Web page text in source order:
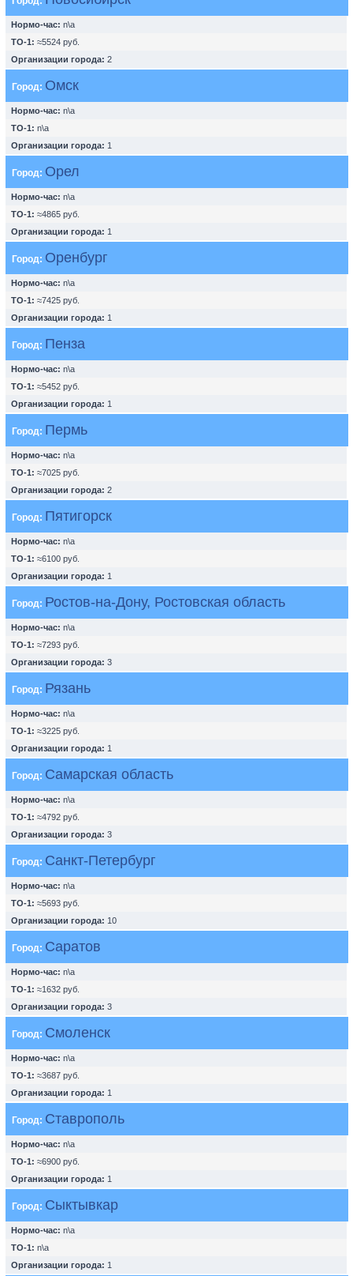
Нормо-час: n\a
ТО-1: ≈5524 руб.
Организации города: 2
Город: Омск
Нормо-час: n\a
ТО-1: n\a
Организации города: 1
Город: Орел
Нормо-час: n\a
ТО-1: ≈4865 руб.
Организации города: 1
Город: Оренбург
Нормо-час: n\a
ТО-1: ≈7425 руб.
Организации города: 1
Город: Пенза
Нормо-час: n\a
ТО-1: ≈5452 руб.
Организации города: 1
Город: Пермь
Нормо-час: n\a
ТО-1: ≈7025 руб.
Организации города: 2
Город: Пятигорск
Нормо-час: n\a
ТО-1: ≈6100 руб.
Организации города: 1
Город: Ростов-на-Дону, Ростовская область
Нормо-час: n\a
ТО-1: ≈7293 руб.
Организации города: 3
Город: Рязань
Нормо-час: n\a
ТО-1: ≈3225 руб.
Организации города: 1
Город: Самарская область
Нормо-час: n\a
ТО-1: ≈4792 руб.
Организации города: 3
Город: Санкт-Петербург
Нормо-час: n\a
ТО-1: ≈5693 руб.
Организации города: 10
Город: Саратов
Нормо-час: n\a
ТО-1: ≈1632 руб.
Организации города: 3
Город: Смоленск
Нормо-час: n\a
ТО-1: ≈3687 руб.
Организации города: 1
Город: Ставрополь
Нормо-час: n\a
ТО-1: ≈6900 руб.
Организации города: 1
Город: Сыктывкар
Нормо-час: n\a
ТО-1: n\a
Организации города: 1